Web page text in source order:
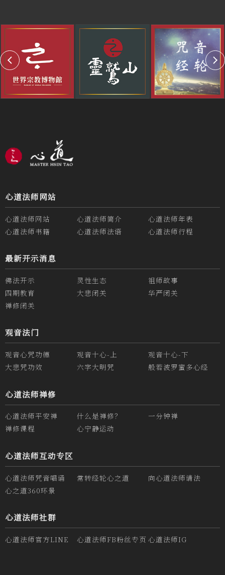
心道法师网站
心道法师网站 心道法师简介
心道法师年表
心道法师书籍
心道法师法语 心道法师行程
最新开示消息
佛法开示 灵性生态
祖师故事
四期教育
大悲闭关
华严闭关
禅修闭关
观音法门
观音心咒功德 观音十心-上
观音十心-下
大悲咒功效
六字大明咒 般若波罗蜜多心经
心道法师禅修
心道法师平安禅 什么是禅修？
一分钟禅
禅修课程
心宁静运动
心道法师互动专区
心道法师咒音唱诵 常转经轮心之道
向心道法师请法
心之道360环景
心道法师社群
心道法师官方LINE 心道法师FB粉丝专页 心道法师IG